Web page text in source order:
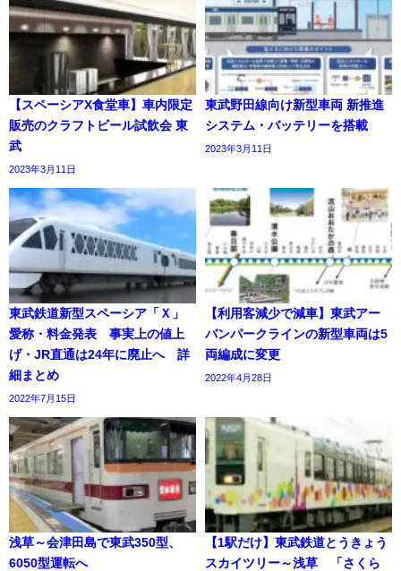
【スペーシアX食堂車】車内限定
販売のクラフトビール試飲会 東
武
2023年3月11日
東武野田線向け新型車両 新推進
システム・バッテリーを搭載
2023年3月11日
東武鉄道新型スペーシア「Ｘ」
愛称・料金発表 事実上の値上
げ・JR直通は24年に廃止へ 詳
細まとめ
2022年7月15日
【利用客減少で減車】東武アー
バンパークラインの新型車両は5
両編成に変更
2022年4月28日
浅草～会津田島で東武350型、
6050型運転へ
【1駅だけ】東武鉄道とうきょう
スカイツリー～浅草 「さくら